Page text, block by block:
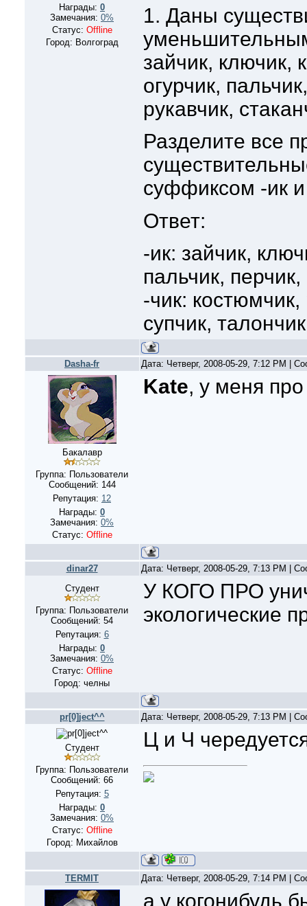
Награды: 0
Замечания: 0%
Статус: Offline
Город: Волгоград
1. Даны
зайчик, ключик,
огурчик,
рукавчик,
Разделите все
суффиксом -ик
Ответ:
-ик: зайчик,
пальчик, перчик,
-чик: костюмчик,
супчик,
Dasha-fr Дата: Четверг, 2008-05-29, 7:12 PM |
Бакалавр
Группа: Пользователи
Сообщений: 144
Репутация: 12
Награды: 0
Замечания: 0%
Статус: Offline
Kate, у меня про
dinar27
Дата: Четверг, 2008-05-29, 7:13 PM |
Студент
Группа: Пользователи
Сообщений: 54
Репутация: 6
Награды: 0
Замечания: 0%
Статус: Offline
Город: челны
У КОГО ПРО
экологические
pr[0]ject^^ Дата: Четверг, 2008-05-29, 7:13 PM |
Студент
Группа: Пользователи
Сообщений: 66
Репутация: 5
Награды: 0
Замечания: 0%
Статус: Offline
Город: Михайлов
Ц и Ч
TERMIT Дата: Четверг, 2008-05-29, 7:14 PM |
а у когонибудь